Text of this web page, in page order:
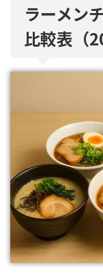
ラーメン
比較表（